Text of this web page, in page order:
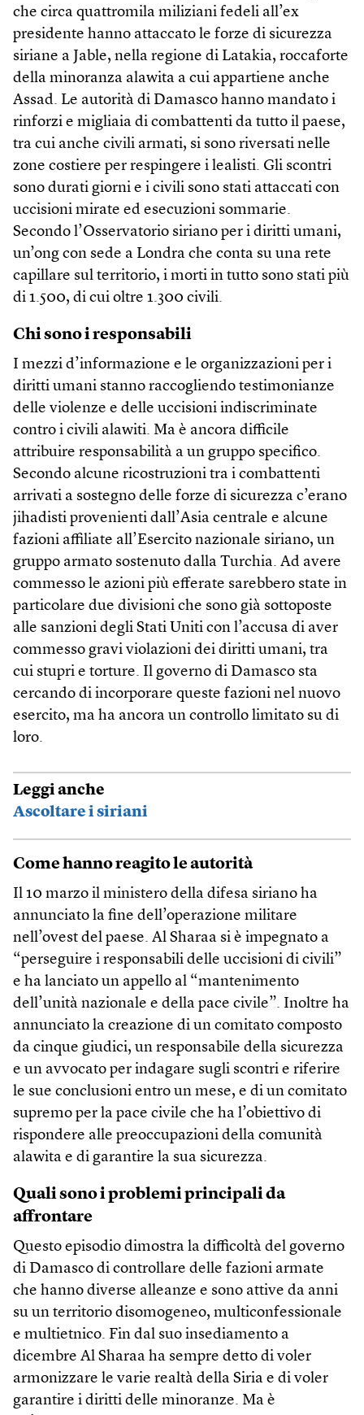
che circa quattromila miliziani fedeli all’ex
presidente hanno attaccato le forze di sicurezza
siriane a Jable, nella regione di Latakia, roccaforte
della minoranza alawita a cui appartiene anche
Assad. Le autorità di Damasco hanno mandato i
rinforzi e migliaia di combattenti da tutto il paese,
tra cui anche civili armati, si sono riversati nelle
zone costiere per respingere i lealisti. Gli scontri
sono durati giorni e i civili sono stati attaccati con
uccisioni mirate ed esecuzioni sommarie.
Secondo l’Osservatorio siriano per i diritti umani,
un’ong con sede a Londra che conta su una rete
capillare sul territorio, i morti in tutto sono stati più
di 1.500, di cui oltre 1.300 civili.
Chi sono i responsabili
I mezzi d’informazione e le organizzazioni per i
diritti umani stanno raccogliendo testimonianze
delle violenze e delle uccisioni indiscriminate
contro i civili alawiti. Ma è ancora difficile
attribuire responsabilità a un gruppo specifico.
Secondo alcune ricostruzioni tra i combattenti
arrivati a sostegno delle forze di sicurezza c’erano
jihadisti provenienti dall’Asia centrale e alcune
fazioni affiliate all’Esercito nazionale siriano, un
gruppo armato sostenuto dalla Turchia. Ad avere
commesso le azioni più efferate sarebbero state in
particolare due divisioni che sono già sottoposte
alle sanzioni degli Stati Uniti con l’accusa di aver
commesso gravi violazioni dei diritti umani, tra
cui stupri e torture. Il governo di Damasco sta
cercando di incorporare queste fazioni nel nuovo
esercito, ma ha ancora un controllo limitato su di
loro.
Leggi anche
Ascoltare i siriani
Come hanno reagito le autorità
Il 10 marzo il ministero della difesa siriano ha
annunciato la fine dell’operazione militare
nell’ovest del paese. Al Sharaa si è impegnato a
“perseguire i responsabili delle uccisioni di civili”
e ha lanciato un appello al “mantenimento
dell’unità nazionale e della pace civile”. Inoltre ha
annunciato la creazione di un comitato composto
da cinque giudici, un responsabile della sicurezza
e un avvocato per indagare sugli scontri e riferire
le sue conclusioni entro un mese, e di un comitato
supremo per la pace civile che ha l’obiettivo di
rispondere alle preoccupazioni della comunità
alawita e di garantire la sua sicurezza.
Quali sono i problemi principali da
affrontare
Questo episodio dimostra la difficoltà del governo
di Damasco di controllare delle fazioni armate
che hanno diverse alleanze e sono attive da anni
su un territorio disomogeneo, multiconfessionale
e multietnico. Fin dal suo insediamento a
dicembre Al Sharaa ha sempre detto di voler
armonizzare le varie realtà della Siria e di voler
garantire i diritti delle minoranze. Ma è